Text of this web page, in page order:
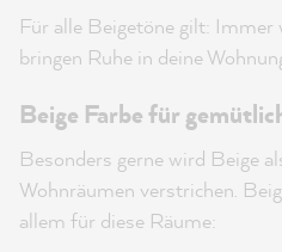
Für alle Beigetöne gilt: Immer
bringen Ruhe in deine
Beige Farbe für
Besonders gerne wird Beige
Wohnräumen verstrichen.
allem für diese Räume: